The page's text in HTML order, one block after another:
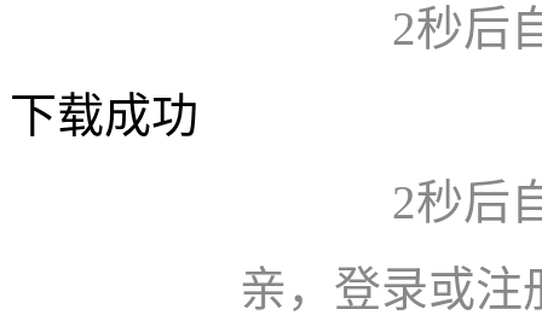
2秒后
下载成功
2秒后
亲，登录或注